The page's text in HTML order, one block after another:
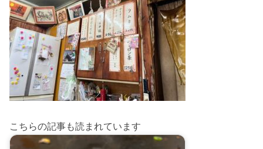
こちらの記事も読まれています